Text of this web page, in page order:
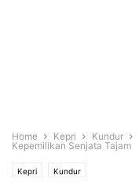
Home Kepri Kundur
Kepemilikan Senjata Tajam
Kepri Kundur